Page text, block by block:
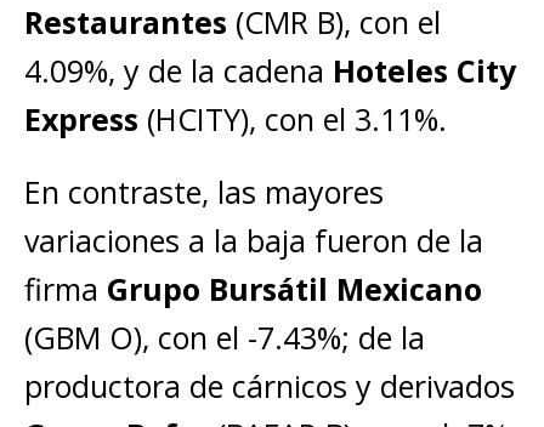
Restaurantes (CMR B), con el
4.09%, y de la cadena Hoteles City
Express (HCITY), con el 3.11%.
En contraste, las mayores
variaciones a la baja fueron de la
firma Grupo Bursátil Mexicano
(GBM O), con el -7.43%; de la
productora de cárnicos y derivados